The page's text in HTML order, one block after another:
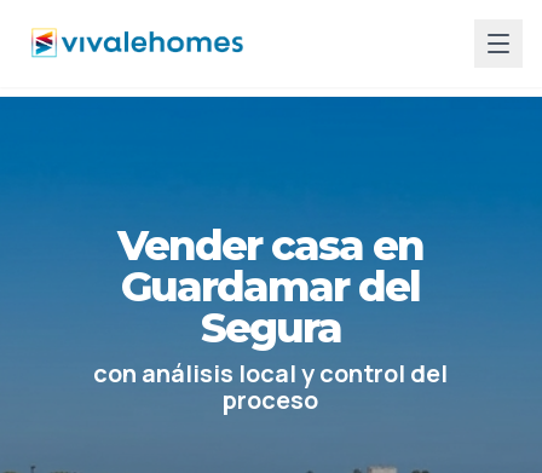
Vender casa en
Guardamar del
Segura
con análisis local y control del
proceso